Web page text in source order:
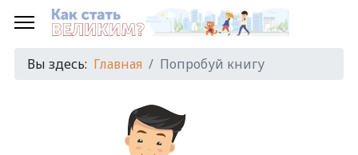
Вы здесь: Главная Попробуй книгу